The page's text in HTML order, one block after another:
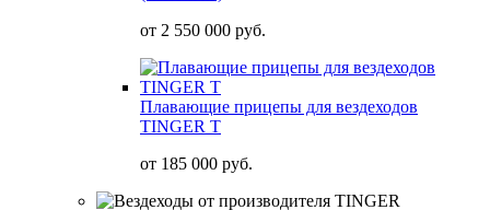
от 2 550 000 руб.
Плавающие прицепы для вездеходов
TINGER T
от 185 000 руб.